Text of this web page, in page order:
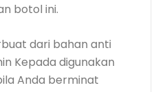
botol ini.
dari bahan anti
Kepada digunakan
Anda berminat